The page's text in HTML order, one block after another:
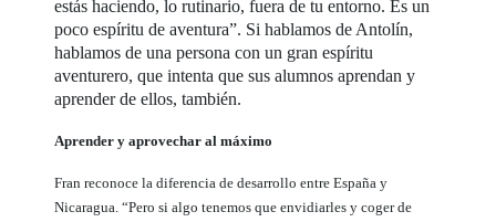
estás haciendo, lo rutinario, fuera de tu entorno. Es un
poco espíritu de aventura”. Si hablamos de Antolín,
hablamos de una persona con un gran espíritu
aventurero, que intenta que sus alumnos aprendan y
aprender de ellos, también.
Aprender y aprovechar al máximo
Fran reconoce la diferencia de desarrollo entre España y
Nicaragua. “Pero si algo tenemos que envidiarles y coger de